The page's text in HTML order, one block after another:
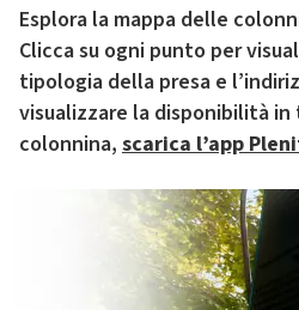
Esplora la mappa delle
Clicca su ogni punto per
tipologia della presa e
visualizzare la disponibilità
colonnina, scarica l’app